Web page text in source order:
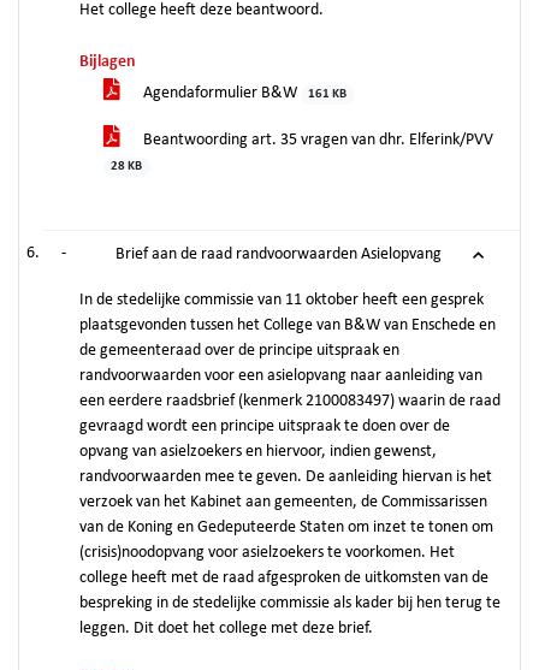
Het college heeft deze beantwoord.
Bijlagen
Agendaformulier B&W
161 KB
Beantwoording art. 35 vragen van dhr. Elferink/PVV
28 KB
- Brief aan de raad randvoorwaarden Asielopvang
In de stedelijke commissie van 11 oktober heeft een gesprek
plaatsgevonden tussen het College van B&W van Enschede en
de gemeenteraad over de principe uitspraak en
randvoorwaarden voor een asielopvang naar aanleiding van
een eerdere raadsbrief (kenmerk 2100083497) waarin de raad
gevraagd wordt een principe uitspraak te doen over de
opvang van asielzoekers en hiervoor, indien gewenst,
randvoorwaarden mee te geven. De aanleiding hiervan is het
verzoek van het Kabinet aan gemeenten, de Commissarissen
van de Koning en Gedeputeerde Staten om inzet te tonen om
(crisis)noodopvang voor asielzoekers te voorkomen. Het
college heeft met de raad afgesproken de uitkomsten van de
bespreking in de stedelijke commissie als kader bij hen terug te
leggen. Dit doet het college met deze brief.